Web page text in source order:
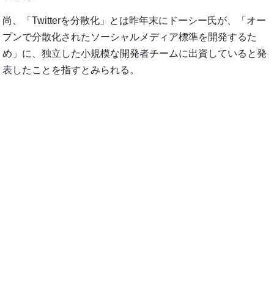
尚、「Twitterを分散化」とは昨年末にドーシー氏が、「オー
プンで分散化されたソーシャルメディア標準を開発するた
め」に、独立した小規模な開発者チームに出資していると発
表したことを指すとみられる。